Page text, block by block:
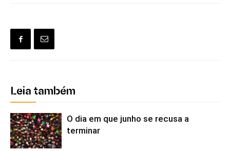
Leia também
O dia em que junho se recusa a
terminar